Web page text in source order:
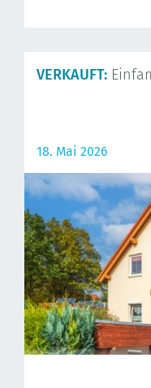
VERKAUFT:
18. Mai 2026